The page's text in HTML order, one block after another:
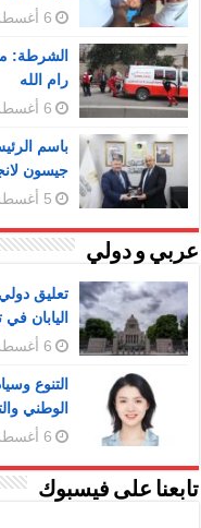
6 أغسطس، 2026
رام الله
6 أغسطس، 2026
باسم
جيسون
5 أغسطس، 2026
عربي و دولي
تعليق
اليابان
6 أغسطس، 2026
التنوع
الوطني
6 أغسطس، 2026
تابعنا على فيسبوك